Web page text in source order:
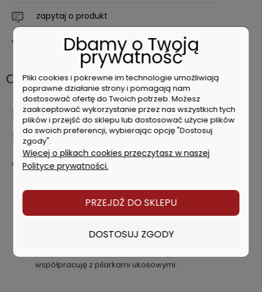
zapytaj o produkt
poleć znajomemu
Opis
DEWALT DE7035 STANOWISKO
ROBOCZE STÓŁ DO PILAREK
Cechy produktu:
jest przeznaczone do różnych zastosowań
Prostota i komfort w składaniu i rozkładaniu stanowiska,
co daje dużą wygodę podczas transportu czy też
Ma dwojakie zastosowanie, gdyż może być użyte jako
współpracuję z pilarkami ukosowymi.
Dbamy o Twoją
prywatność
Pliki cookies i pokrewne im technologie umożliwiają
poprawne działanie strony i pomagają nam
dostosować ofertę do Twoich potrzeb. Możesz
zaakceptować wykorzystanie przez nas wszystkich tych
plików i przejść do sklepu lub dostosować użycie plików
do swoich preferencji, wybierając opcję "Dostosuj
zgody".
Więcej o plikach cookies przeczytasz w naszej
Polityce prywatności.
PRZEJDŹ DO SKLEPU
DOSTOSUJ ZGODY